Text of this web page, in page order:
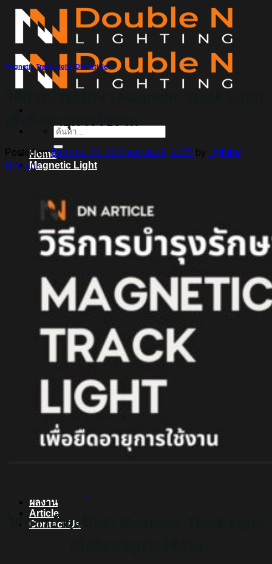
ข้าม
เนื้อหา
ค้นหา:
Home
Magnetic Light
DOWNLIGHT E27
DOWNLIGHT AR111
Downlight LED COB
DOWNLIGHT GU10 MR16 MR11
หลอดไฟ LED
หลอดไฟ LED MEGAMAN
สินค้า Lighting
LED Linear
LED Ribbon
Power Supply
LED Panel
LED Panel Light Office
Wall Light
Step Light
Garden Light
Up Light
LED Swimming Pool Light
Linear Wall Washer
Post Lamp
High Bay
ผลงาน
Article
Contact Us
Magnetic Track Light DN Article
Posted onสิงหาคม 21, 2024ตุลาคม 9, 2025 by Lighting
Design
วิธีการบำรุงรักษา Magnetic Track Light